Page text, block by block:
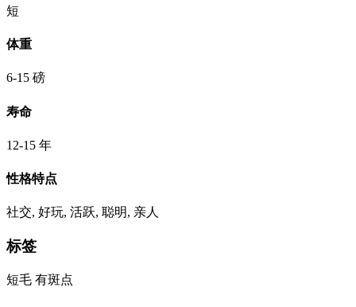
短
体重
6-15 磅
寿命
12-15 年
性格特点
社交, 好玩, 活跃, 聪明, 亲人
标签
短毛 有斑点